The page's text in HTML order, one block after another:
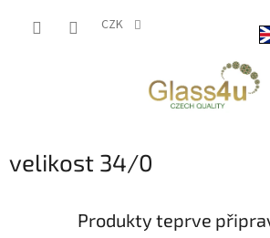
CZK
velikost 34/0
Produkty teprve